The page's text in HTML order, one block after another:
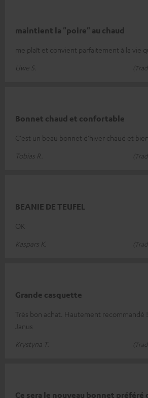
maintient la "poire" au chaud
me plaît et convient parfaitement à la vie
Uwe S.
Bonnet chaud et confortable
C'est un beau bonnet d'hiver chaud et
Tobias R.
BEANIE DE TEUFEL
OK
Kaspars K.
Grande casquette
Très bon achat. Hautement recommandé
Janus
Krystyna T.
Ce sera le nouveau bonnet préféré